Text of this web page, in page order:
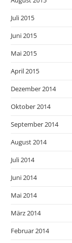
Juli 2015
Juni 2015
Mai 2015
April 2015
Dezember 2014
Oktober 2014
September 2014
August 2014
Juli 2014
Juni 2014
Mai 2014
März 2014
Februar 2014